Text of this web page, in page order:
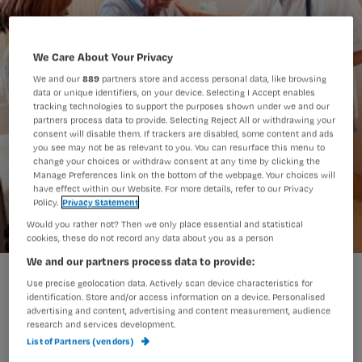
Ethische kwesties aan het bed komen
We Care About Your Privacy
We and our889 partners store and access personal data, like browsing
data or unique identifiers, on your device. Selecting I Accept enables
tracking technologies to support the purposes shown under we and our
partners process data to provide. Selecting Reject All or withdrawing your
consent will disable them. If trackers are disabled, some content and ads
you see may not be as relevant to you. You can resurface this menu to
change your choices or withdraw consent at any time by clicking the
Manage Preferences link on the bottom of the webpage. Your choices will
have effect within our Website. For more details, refer to our Privacy
Policy. Privacy Statement
Would you rather not? Then we only place essential and statistical
cookies, these do not record any data about you as a person
We and our partners process data to provide:
Use precise geolocation data. Actively scan device characteristics for
identification. Store and/or access information on a device. Personalised
advertising and content, advertising and content measurement, audience
research and services development.
List of Partners (vendors)